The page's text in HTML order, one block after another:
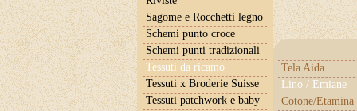
Sagome e Rocchetti legno
Schemi punto croce
Schemi punti tradizionali
Tessuti da ricamo
Tela Aida
Lino / Emiane
Cotone/Etamina
Tessuti x Broderie Suisse
Tessuti patchwork e baby